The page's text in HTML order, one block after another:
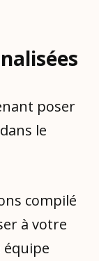
poser
le
compilé
à votre
équipe